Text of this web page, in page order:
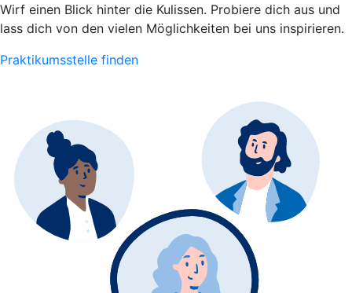
Wirf einen Blick hinter die Kulissen. Probiere dich aus und
lass dich von den vielen Möglichkeiten bei uns inspirieren.
Praktikumsstelle finden